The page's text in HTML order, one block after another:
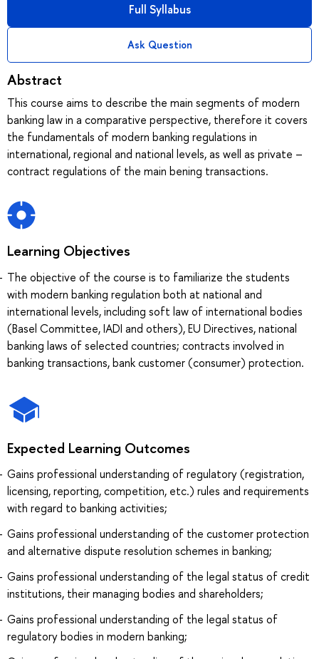
Full Syllabus
Ask Question
Abstract
This course aims to describe the main segments of modern
banking law in a comparative perspective, therefore it covers
the fundamentals of modern banking regulations in
international, regional and national levels, as well as private –
contract regulations of the main bening transactions.
Learning Objectives
The objective of the course is to familiarize the students
with modern banking regulation both at national and
international levels, including soft law of international bodies
(Basel Committee, IADI and others), EU Directives, national
banking laws of selected countries; contracts involved in
banking transactions, bank customer (consumer) protection.
Expected Learning Outcomes
Gains professional understanding of regulatory (registration,
licensing, reporting, competition, etc.) rules and requirements
with regard to banking activities;
Gains professional understanding of the customer protection
and alternative dispute resolution schemes in banking;
Gains professional understanding of the legal status of credit
institutions, their managing bodies and shareholders;
Gains professional understanding of the legal status of
regulatory bodies in modern banking;